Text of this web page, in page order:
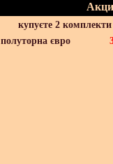
купуєте 2
полуторна євро